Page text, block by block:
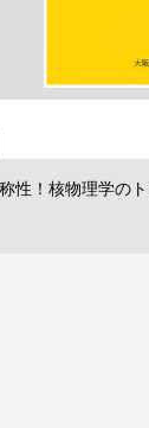
性！核物理学の